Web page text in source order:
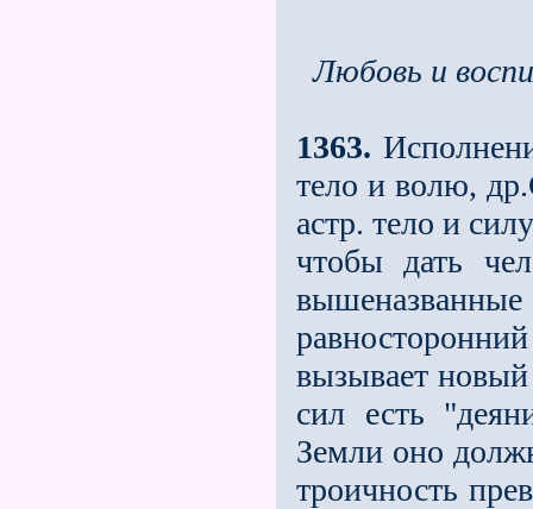
Любовь и
1363.
тело и волю,
астр. тело и
чтобы дать
вызывает
сил есть
Земли оно
троичность